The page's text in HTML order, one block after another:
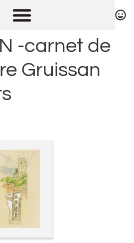
-carnet de
Gruissan